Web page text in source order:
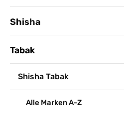
Shisha
Tabak
Shisha Tabak
Alle Marken A-Z